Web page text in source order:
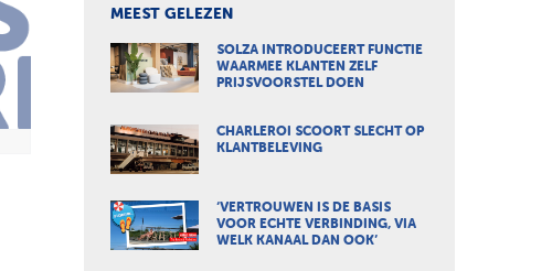
MEEST GELEZEN
SOLZA INTRODUCEERT FUNCTIE
WAARMEE KLANTEN ZELF
PRIJSVOORSTEL DOEN
CHARLEROI SCOORT SLECHT OP
KLANTBELEVING
‘VERTROUWEN IS DE BASIS
VOOR ECHTE VERBINDING, VIA
WELK KANAAL DAN OOK’